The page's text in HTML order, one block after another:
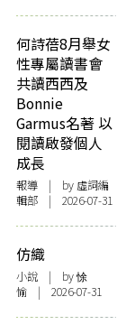
何詩蓓8月舉女
性專屬讀書會
共讀西西及
Bonnie
Garmus名著 以
閱讀啟發個人
成長
報導 | by 虛詞編
輯部 | 2026-07-31
仿織
小說 | by 悇
愉 | 2026-07-31